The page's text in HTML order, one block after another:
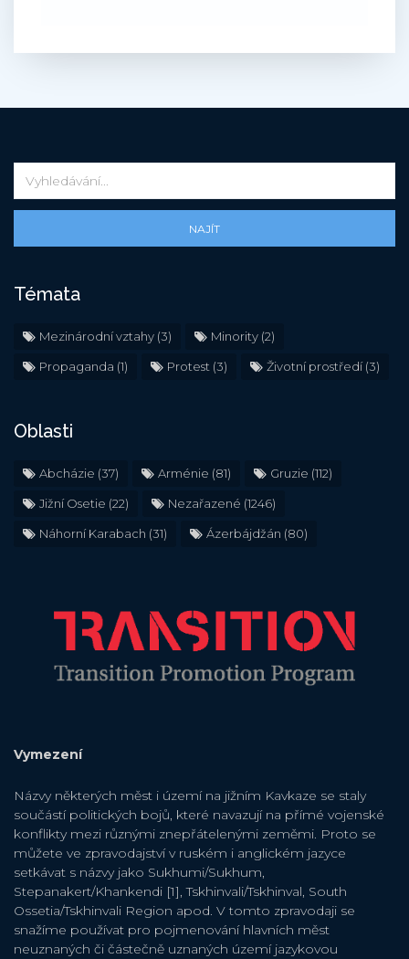
NAJÍT
Témata
Mezinárodní vztahy (3) Minority (2)
Propaganda (1) Protest (3) Životní prostředí(3)
Oblasti
Abcházie (37) Arménie (81) Gruzie (112)
Jižní Osetie (22) Nezařazené (1246)
Náhorní Karabach (31) Ázerbájdžán (80)
Vymezení
Názvy některých měst i území na jižním Kavkaze se staly
součástí politických bojů, které navazují na přímé vojenské
konflikty mezi různými znepřátelenými zeměmi. Proto se
můžete ve zpravodajství v ruském i anglickém jazyce
setkávat s názvy jako Sukhumi/Sukhum,
Stepanakert/Khankendi [1], Tskhinvali/Tskhinval, South
Ossetia/Tskhinvali Region apod. V tomto zpravodaji se
snažíme používat pro pojmenování hlavních měst
neuznaných či částečně uznaných území jazykovou